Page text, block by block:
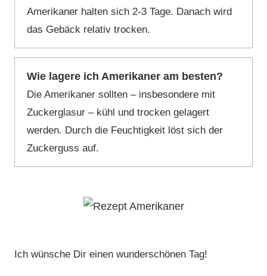
Amerikaner halten sich 2-3 Tage. Danach wird
das Gebäck relativ trocken.
Wie lagere ich Amerikaner am besten?
Die Amerikaner sollten – insbesondere mit
Zuckerglasur – kühl und trocken gelagert
werden. Durch die Feuchtigkeit löst sich der
Zuckerguss auf.
Ich wünsche Dir einen wunderschönen Tag!